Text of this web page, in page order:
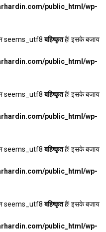
public_html/wp-
seems_utf8बहिष्कृतहै! इसके बजाय
public_html/wp-
seems_utf8बहिष्कृतहै! इसके बजाय
public_html/wp-
seems_utf8बहिष्कृतहै! इसके बजाय
public_html/wp-
seems_utf8बहिष्कृतहै! इसके बजाय
public_html/wp-